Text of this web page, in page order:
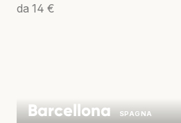
da 14 €
Barcellona SPAGNA